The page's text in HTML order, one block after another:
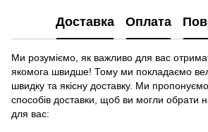
Доставка Оплата
Ми розуміємо, як важливо для вас
якомога швидше! Тому ми покладаємо
швидку та якісну доставку. Ми пропонуємо
способів доставки, щоб ви могли обрати
для вас: